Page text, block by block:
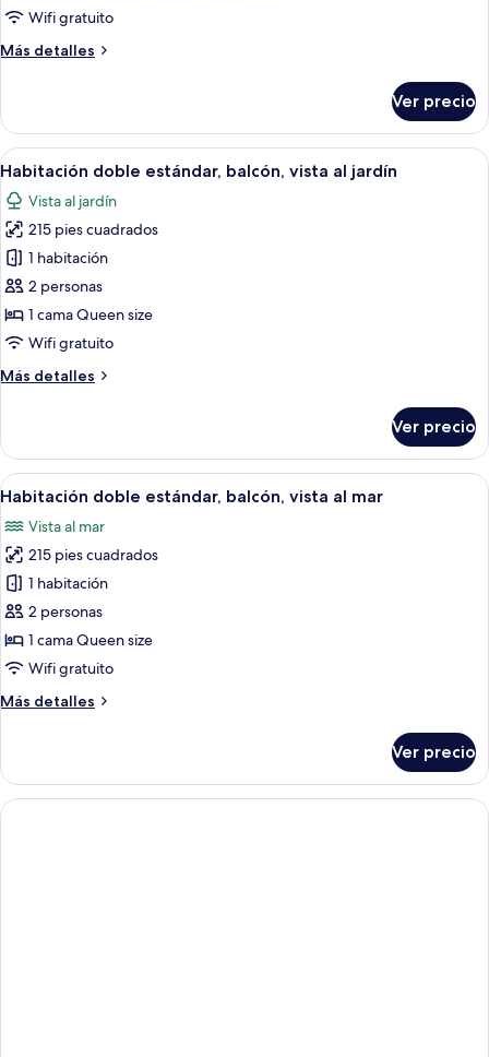
Wifi gratuito
Más detalles
Más
ejecutiva
Ver precio
Abrir
todas
las
fotos
de
Habitación
doble
estándar,
balcón,
vista
Habitación de hotel con una cama
6
Habitación doble estándar, balcón, vista al jardín
Vista al jardín
215 pies cuadrados
1 habitación
2 personas
1 cama Queen size
Wifi gratuito
Más detalles
Más
doble
estándar,
balcón,
al
jardín
Ver precio
Abrir
todas
las
fotos
de
Habitación
doble
estándar,
balcón,
vista
Habitación de hotel con cama,
5
Habitación doble estándar, balcón, vista al mar
Vista al mar
215 pies cuadrados
1 habitación
2 personas
1 cama Queen size
Wifi gratuito
Más detalles
Más
doble
estándar,
balcón,
Ver precio